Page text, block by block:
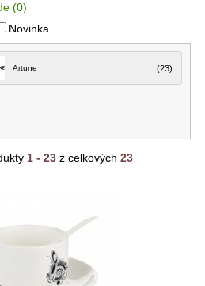
(0)
Novinka
Artune (23)
1 - 23 z celkových 23